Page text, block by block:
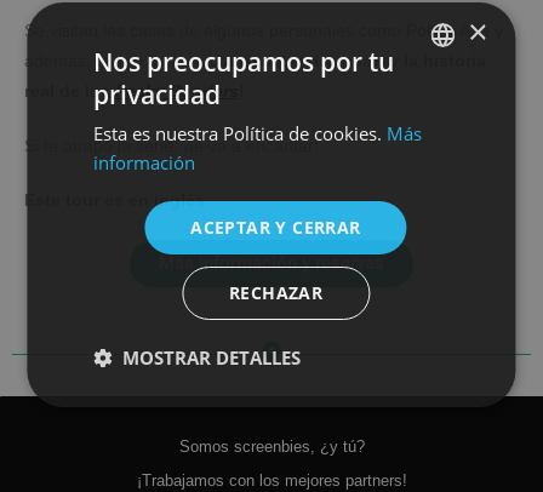
Se visitan las casas de algunos personajes como Polly y Ada y
además, te van contando anécdotas del rodaje y
real de losPeaky Blinders
Si te atrapó la serie, ¡te va a encantar!
Este tour es en inglés.
Más información y reservas
Somos screenbies, ¿y tú?
¡Trabajamos con los mejores partners!
ENGLISH
×
Nos preocupamos por tu
privacidad
Esta es nuestra Política de cookies. Más
información
ACEPTAR Y CERRAR
RECHAZAR
MOSTRAR DETALLES